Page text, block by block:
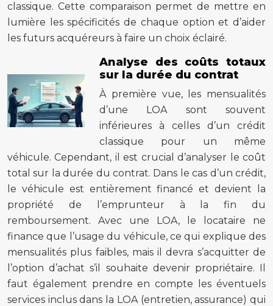
classique. Cette comparaison permet de mettre en
lumière les spécificités de chaque option et d’aider
les futurs acquéreurs à faire un choix éclairé.
Analyse des coûts totaux
sur la durée du contrat
À première vue, les mensualités
d’une LOA sont souvent
inférieures à celles d’un crédit
classique pour un même
véhicule. Cependant, il est crucial d’analyser le coût
total sur la durée du contrat. Dans le cas d’un crédit,
le véhicule est entièrement financé et devient la
propriété de l’emprunteur à la fin du
remboursement. Avec une LOA, le locataire ne
finance que l’usage du véhicule, ce qui explique des
mensualités plus faibles, mais il devra s’acquitter de
l’option d’achat s’il souhaite devenir propriétaire. Il
faut également prendre en compte les éventuels
services inclus dans la LOA (entretien, assurance) qui